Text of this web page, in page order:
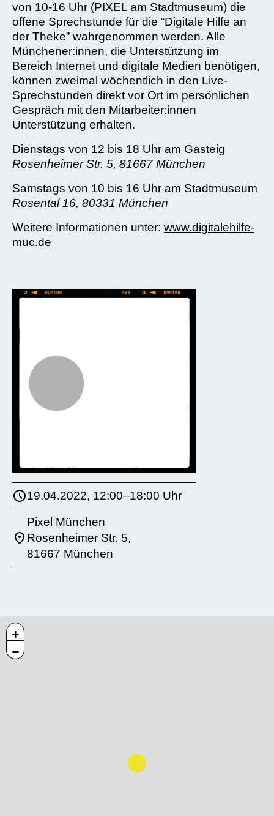
von 10-16 Uhr (PIXEL am Stadtmuseum) die
offene Sprechstunde für die “Digitale Hilfe an
der Theke” wahrgenommen werden. Alle
Münchener:innen, die Unterstützung im
Bereich Internet und digitale Medien benötigen,
können zweimal wöchentlich in den Live-
Sprechstunden direkt vor Ort im persönlichen
Gespräch mit den Mitarbeiter:innen
Unterstützung erhalten.
Dienstags von 12 bis 18 Uhr am Gasteig
Rosenheimer Str. 5, 81667 München
Samstags von 10 bis 16 Uhr am Stadtmuseum
Rosental 16, 80331 München
Weitere Informationen unter: www.digitalehilfe-
muc.de
19.04.2022, 12:00–18:00 Uhr
Pixel München
Rosenheimer Str. 5,
81667 München
+
−